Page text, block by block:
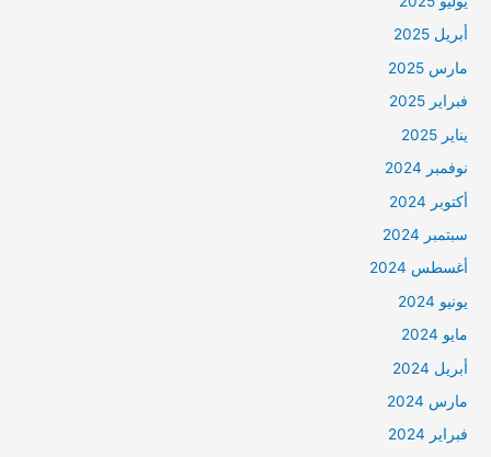
أبريل 2025
مارس 2025
فبراير 2025
يناير 2025
نوفمبر 2024
أكتوبر 2024
سبتمبر 2024
أغسطس 2024
يونيو 2024
مايو 2024
أبريل 2024
مارس 2024
فبراير 2024